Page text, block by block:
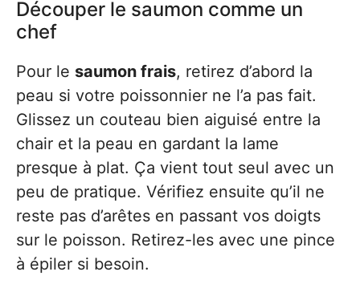
Découper le saumon comme un
chef
Pour le saumon frais, retirez d’abord la
peau si votre poissonnier ne l’a pas fait.
Glissez un couteau bien aiguisé entre la
chair et la peau en gardant la lame
presque à plat. Ça vient tout seul avec un
peu de pratique. Vérifiez ensuite qu’il ne
reste pas d’arêtes en passant vos doigts
sur le poisson. Retirez-les avec une pince
à épiler si besoin.